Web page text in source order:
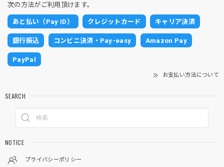
次の方法がご利用頂けます。
あと払い（Pay ID） クレジットカード キャリア決済
銀行振込 コンビニ決済・Pay-easy Amazon Pay
PayPal
お支払い方法について
SEARCH
NOTICE
プライバシーポリシー